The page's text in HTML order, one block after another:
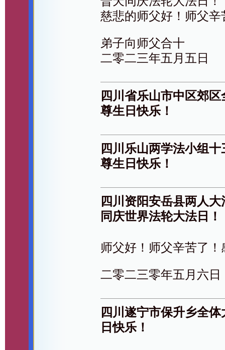
慈悲的师父好！师父辛
弟子向师父合十
二零二三年五月五日
四川省乐山市中区郊
尊生日快乐！
四川乐山两学法小组
尊生日快乐！
四川资阳安岳县两人
同庆世界法轮大法日！
师父好！师父辛苦了
二零二三零年五月六日
四川遂宁市保升乡全
日快乐！